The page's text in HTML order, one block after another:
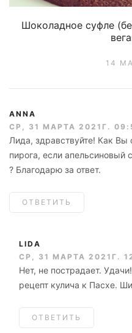
Шоколадное суфле
14
ANNA
СР, 31 МАРТА 2021Г.
Лида, здравствуйте! Как Вы
пирога, если апельсиновый
? Благодарю за ответ.
ОТВЕТИТЬ
LIDA
СР, 31 МАРТА 2021Г.
Нет, не пострадает.
рецепт кулича к Пасхе.
ОТВЕТИТЬ